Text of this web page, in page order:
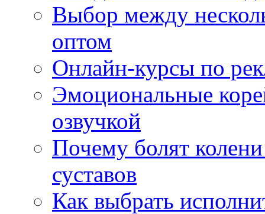
Выбор между
оптом
Онлайн-курсы по
Эмоциональные
озвучкой
Почему болят
суставов
Как выбрать